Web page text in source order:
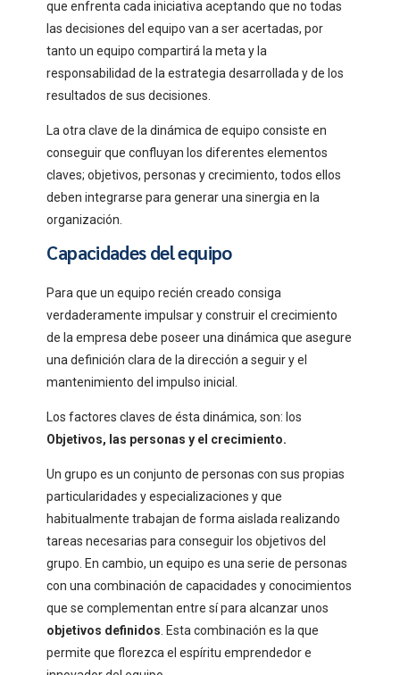
que enfrenta cada iniciativa aceptando que no todas
las decisiones del equipo van a ser acertadas, por
tanto un equipo compartirá la meta y la
responsabilidad de la estrategia desarrollada y de los
resultados de sus decisiones.
La otra clave de la dinámica de equipo consiste en
conseguir que confluyan los diferentes elementos
claves; objetivos, personas y crecimiento, todos ellos
deben integrarse para generar una sinergia en la
organización.
Capacidades del equipo
Para que un equipo recién creado consiga
verdaderamente impulsar y construir el crecimiento
de la empresa debe poseer una dinámica que asegure
una definición clara de la dirección a seguir y el
mantenimiento del impulso inicial.
Los factores claves de ésta dinámica, son: los
Objetivos, las personas y el crecimiento.
Un grupo es un conjunto de personas con sus propias
particularidades y especializaciones y que
habitualmente trabajan de forma aislada realizando
tareas necesarias para conseguir los objetivos del
grupo. En cambio, un equipo es una serie de personas
con una combinación de capacidades y conocimientos
que se complementan entre sí para alcanzar unos
objetivos definidos . Esta combinación es la que
permite que florezca el espíritu emprendedor e